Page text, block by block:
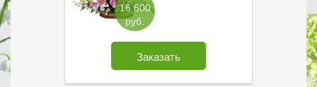
16 600
руб.
Заказать